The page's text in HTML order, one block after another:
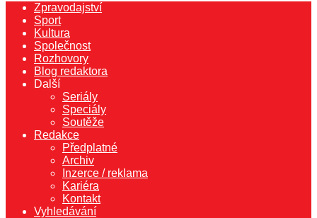
Zpravodajství
Sport
Kultura
Společnost
Rozhovory
Blog redaktora
Další
Seriály
Speciály
Soutěže
Redakce
Předplatné
Archiv
Inzerce / reklama
Kariéra
Kontakt
Vyhledávání